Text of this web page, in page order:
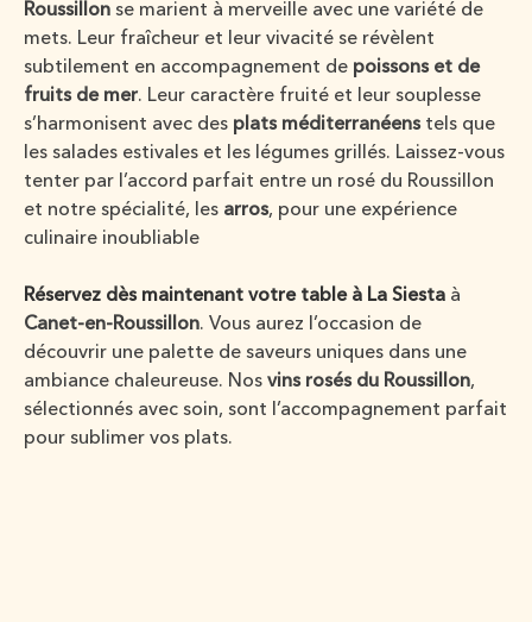
Roussillon se marient à merveille avec une variété de
mets. Leur fraîcheur et leur vivacité se révèlent
subtilement en accompagnement de poissons et de
fruits de mer. Leur caractère fruité et leur souplesse
s’harmonisent avec des plats méditerranéenstels que
les salades estivales et les légumes grillés. Laissez-vous
tenter par l’accord parfait entre un rosé du Roussillon
et notre spécialité, les arros, pour une expérience
culinaire inoubliable
Réservez dès maintenant votre table à La Siesta à
Canet-en-Roussillon. Vous aurez l’occasion de
découvrir une palette de saveurs uniques dans une
ambiance chaleureuse. Nos vins rosés du Roussillon,
sélectionnés avec soin, sont l’accompagnement parfait
pour sublimer vos plats.